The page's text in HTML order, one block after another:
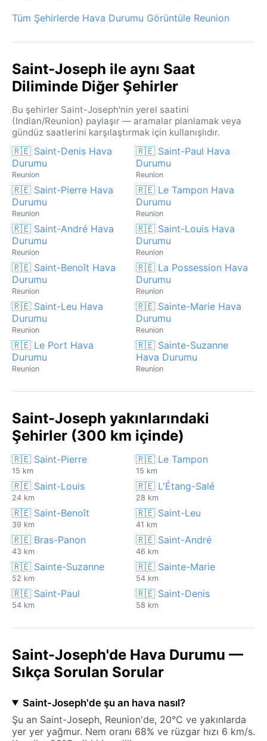
Tüm Şehirlerde Hava Durumu Görüntüle Reunion
Saint-Joseph ile aynı Saat
Diliminde Diğer Şehirler
Bu şehirler Saint-Joseph'nin yerel saatini
(Indian/Reunion) paylaşır — aramalar planlamak veya
gündüz saatlerini karşılaştırmak için kullanışlıdır.
🇷🇪 Saint-Denis Hava
Durumu
Reunion
🇷🇪 Saint-Paul Hava
Durumu
Reunion
🇷🇪 Saint-Pierre Hava
Durumu
Reunion
🇷🇪 Le Tampon Hava
Durumu
Reunion
🇷🇪 Saint-André Hava
Durumu
Reunion
🇷🇪 Saint-Louis Hava
Durumu
Reunion
🇷🇪 Saint-Benoît Hava
Durumu
Reunion
🇷🇪 La Possession Hava
Durumu
Reunion
🇷🇪 Saint-Leu Hava
Durumu
Reunion
🇷🇪 Sainte-Marie Hava
Durumu
Reunion
🇷🇪 Le Port Hava
Durumu
Reunion
🇷🇪 Sainte-Suzanne
Hava Durumu
Reunion
Saint-Joseph yakınlarındaki
Şehirler (300 km içinde)
🇷🇪 Saint-Pierre
15 km
🇷🇪 Le Tampon
15 km
🇷🇪 Saint-Louis
24 km
🇷🇪 L'Étang-Salé
28 km
🇷🇪 Saint-Benoît
39 km
🇷🇪 Saint-Leu
41 km
🇷🇪 Bras-Panon
43 km
🇷🇪 Saint-André
46 km
🇷🇪 Sainte-Suzanne
52 km
🇷🇪 Sainte-Marie
54 km
🇷🇪 Saint-Paul
54 km
🇷🇪 Saint-Denis
58 km
Saint-Joseph'de Hava Durumu —
Sıkça Sorulan Sorular
Saint-Joseph'de şu an hava nasıl?
Şu an Saint-Joseph, Reunion'de, 20°C ve yakınlarda
yer yer yağmur. Nem oranı 68% ve rüzgar hızı 6 km/s.